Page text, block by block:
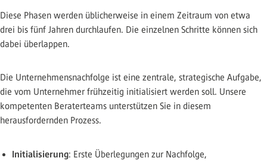
Diese Phasen werden üblicherweise in einem Zeitraum von etwa
drei bis fünf Jahren durchlaufen. Die einzelnen Schritte können sich
dabei überlappen.
Die Unternehmensnachfolge ist eine zentrale, strategische Aufgabe,
die vom Unternehmer frühzeitig initialisiert werden soll. Unsere
kompetenten Beraterteams unterstützen Sie in diesem
herausfordernden Prozess.
Initialisierung: Erste Überlegungen zur Nachfolge,